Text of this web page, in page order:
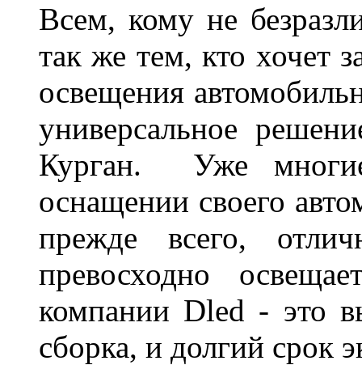
Всем, кому не
так же тем, кто хочет
освещения
универсальное
Курган. Уже многие
оснащении своего
прежде всего,
превосходно
компании Dled - это
сборка, и долгий срок